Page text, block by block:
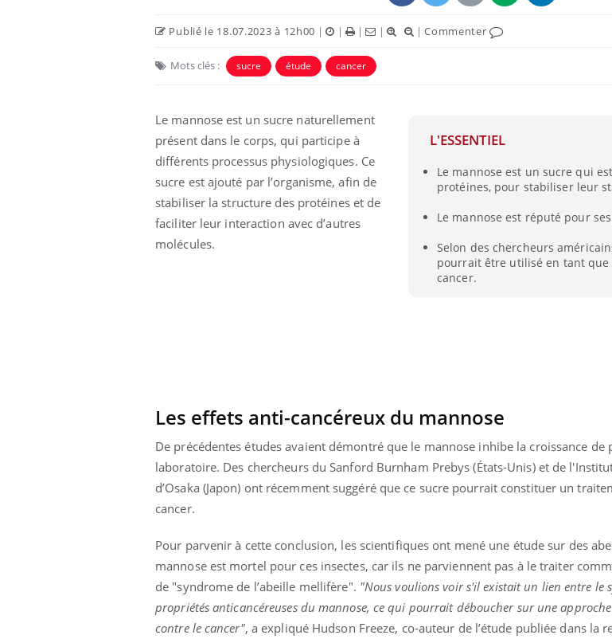
Publié le 18.07.2023 à 12h00 | | | | |Commenter
Mots clés : sucre étude cancer
L'ESSENTIEL
Le mannose est un sucre qui
protéines, pour stabiliser leur
Le mannose est réputé pour
Selon des chercheurs
pourrait être utilisé en tant
cancer.
Le mannose est un sucre naturellement
présent dans le corps, qui participe à
différents processus physiologiques. Ce
sucre est ajouté par l’organisme, afin de
stabiliser la structure des protéines et de
faciliter leur interaction avec d’autres
molécules.
Les effets anti-cancéreux du mannose
De précédentes études avaient démontré que le mannose inhibe la croissance de
laboratoire. Des chercheurs du Sanford Burnham Prebys (États-Unis) et de
d’Osaka (Japon) ont récemment suggéré que ce sucre pourrait constituer un
cancer.
Pour parvenir à cette conclusion, les scientifiques ont mené une étude sur des
mannose est mortel pour ces insectes, car ils ne parviennent pas à le traiter
de "syndrome de l’abeille mellifère". "Nous voulions voir s'il existait un lien entre le
propriétés anticancéreuses du mannose, ce qui pourrait déboucher sur une
contre le cancer", a expliqué Hudson Freeze, co-auteur de l’étude publiée dans la